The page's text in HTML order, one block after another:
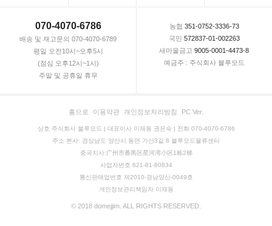
070-4070-6786
배송 및 재고문의 070-4070-6789
평일 오전10시~오후5시
(점심 오후12시~1시)
주말 및 공휴일 휴무
농협 351-0752-3336-73
국민 572837-01-002263
새마을금고 9005-0001-4473-8
예금주 : 주식회사 블루모드
홈으로 이용약관 개인정보처리방침 PC Ver.
상호 주식회사 블루모드 | 대표이사 이재동 권은숙 | 전화 070-4070-6786
주소 본사: 경상남도 양산시 동면 가산3길 8 블루모드물류센터
중국지사:广州市番禺区星河湾小区1栋2梯
사업자번호 621-81-80834
통신판매업번호 제2010-경남양산-0049호
개인정보관리책임자 이재동
© 2018 domejjim. ALL RIGHTS RESERVED.